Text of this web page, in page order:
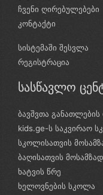
ჩვენი ღირებულებები
კონტაქტი
სისტემაში შესვლა
რეგისტრაცია
სასწავლო
ბავშვთა
kids.ge-ს საკვირაო
სკოლისათვის
ბაღისათვის
ხატვის წრე
ხელოვნების სკოლა